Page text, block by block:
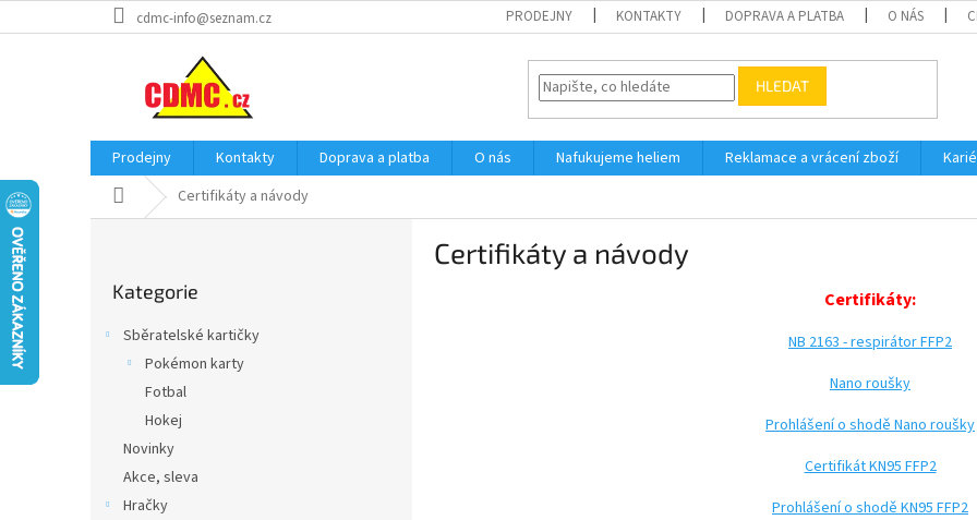
na
cdmc-info@seznam.cz PRODEJNY KONTAKTY DOPRAVA A PLATBA O NÁS
HLEDAT
Prodejny Kontakty Doprava a platba O nás Nafukujeme heliem Reklamace a vrácení zboží
Domů Certifikáty a návody
kategorie
Kategorie
Sběratelské kartičky
Pokémon karty
Fotbal
Hokej
Novinky
Akce, sleva
Hračky
Certifikáty a návody
Certifikáty:
NB 2163 - respirátor FFP2
Nano roušky
Prohlášení o shodě Nano roušky
Certifikát KN95 FFP2
Prohlášení o shodě KN95 FFP2